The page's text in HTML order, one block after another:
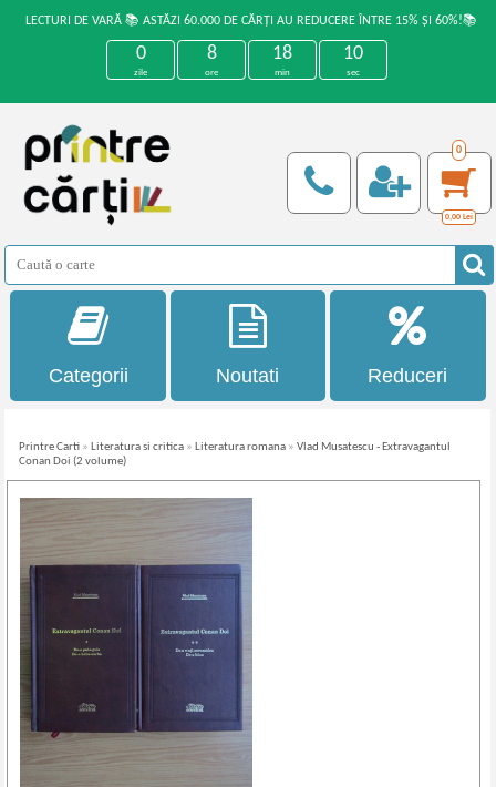
LECTURI DE VARĂ 📚 ASTĂZI 60.000 DE CĂRȚI AU REDUCERE ÎNTRE 15% ȘI 60%!📚
0
zile
8
ore
18
min
10
sec
0
0,00 Lei
Categorii Noutati Reduceri
Printre Carti » Literatura si critica » Literatura romana »Vlad Musatescu - Extravagantul
Conan Doi (2 volume)